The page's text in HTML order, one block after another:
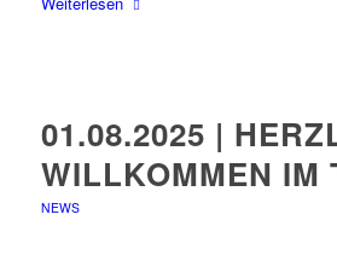
01.08.2025 |
WILLKOMMEN IM
NEWS